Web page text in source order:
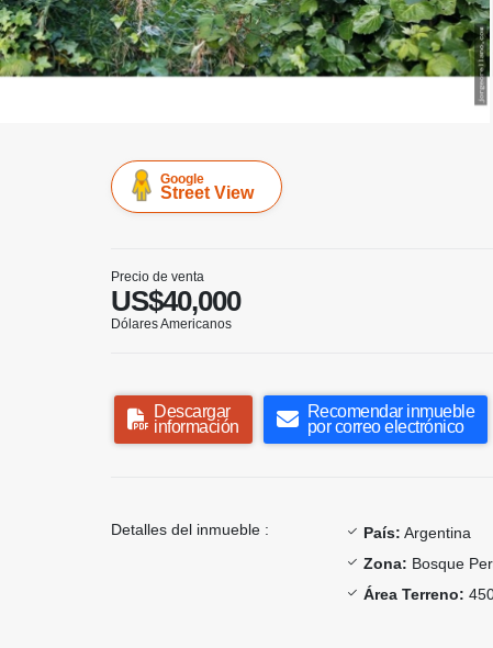
Google
Street View
Precio de venta
US$40,000
Dólares Americanos
Descargar
información
Recomendar inmueble
por correo electrónico
Detalles del inmueble : País: Argentina
Zona: Bosque
Área Terreno: